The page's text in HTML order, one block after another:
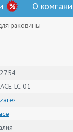
О
раковины
LC-01